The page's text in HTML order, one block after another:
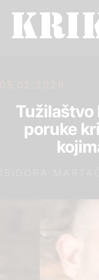
05.02.2026.
Tužilaštvo
poruke